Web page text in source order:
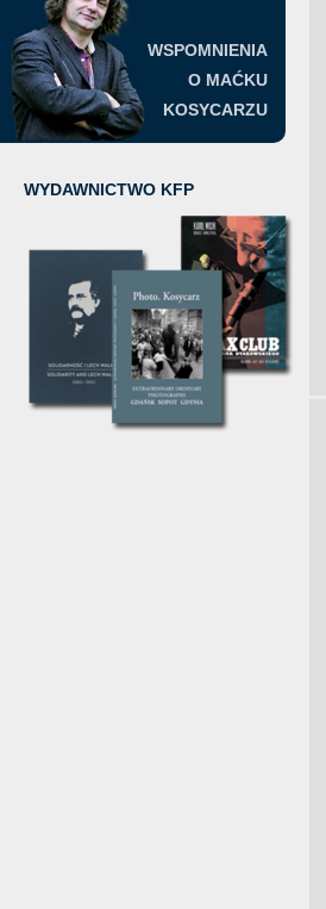
WSPOMNIENIA
O MAĆKU
KOSYCARZU
WYDAWNICTWO KFP